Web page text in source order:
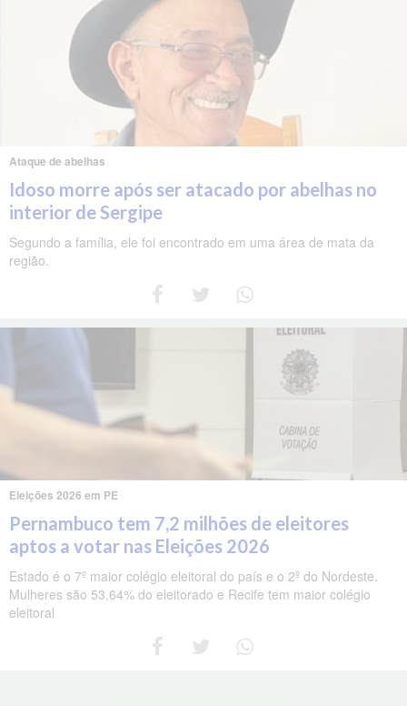
Ataque de abelhas
Idoso morre após ser atacado por abelhas no
interior de Sergipe
Segundo a família, ele foi encontrado em uma área de mata da
região.
Eleições 2026 em PE
Pernambuco tem 7,2 milhões de eleitores
aptos a votar nas Eleições 2026
Estado é o 7º maior colégio eleitoral do país e o 2º do Nordeste.
Mulheres são 53,64% do eleitorado e Recife tem maior colégio
eleitoral